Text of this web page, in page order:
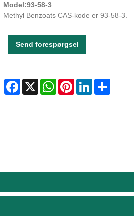
Model:93-58-3
Methyl Benzoats CAS-kode er 93-58-3.
Send forespørgsel
Facebook
X WhatsAppPinterestLinkedInShare